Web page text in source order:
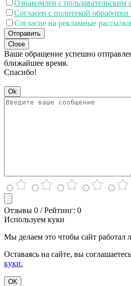
Ознакомлен с пользавательским
Согласен с политекой
Согласие на рекламные
Отправить
Close
Ваше обращение успешно
ближайшее время.
Спасибо!
Ok
Отзывы 0 / Рейтинг: 0
Используем куки
Мы делаем это чтобы сайт работал
Оставаясь на сайте, вы
куки.
ОК